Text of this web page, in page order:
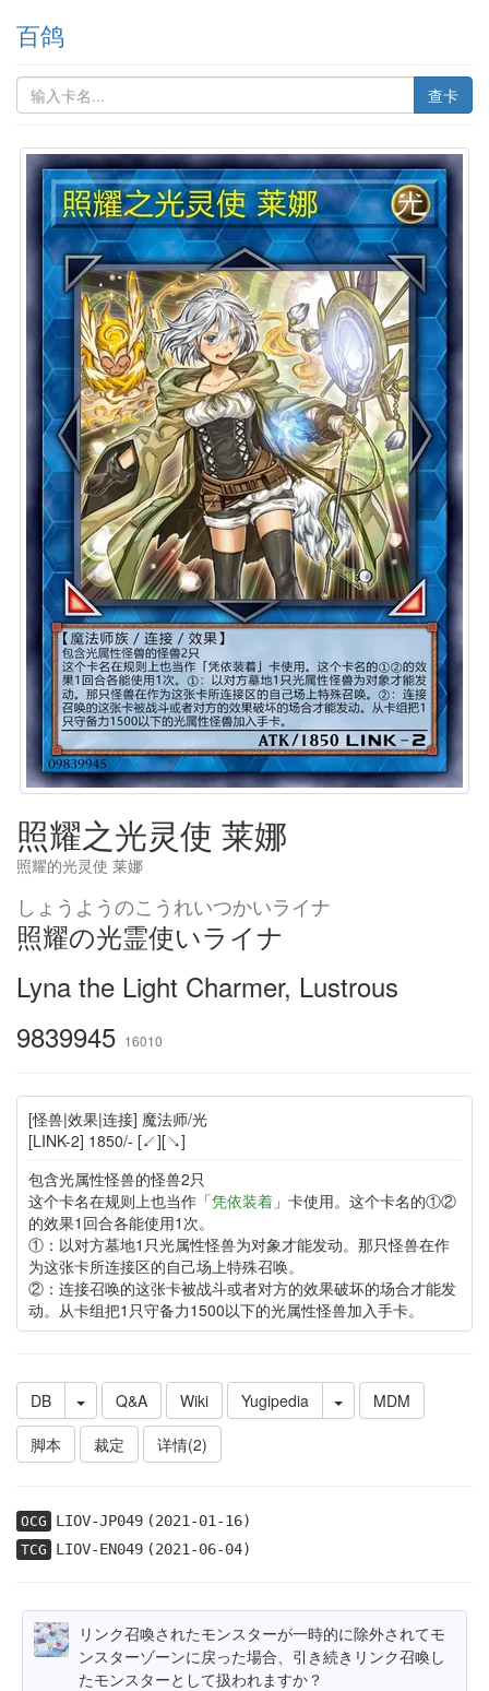
百鸽
查卡
照耀之光灵使 莱娜
照耀的光灵使 莱娜
しょうようのこうれいつかいライナ
照耀の光霊使いライナ
Lyna the Light Charmer, Lustrous
9839945 16010
[怪兽|效果|连接] 魔法师/光
[LINK-2] 1850/- [↙][↘]
包含光属性怪兽的怪兽2只
这个卡名在规则上也当作「凭依装着」卡使用。这个卡名的①②
的效果1回合各能使用1次。
①：以对方墓地1只光属性怪兽为对象才能发动。那只怪兽在作
为这张卡所连接区的自己场上特殊召唤。
②：连接召唤的这张卡被战斗或者对方的效果破坏的场合才能发
动。从卡组把1只守备力1500以下的光属性怪兽加入手卡。
DB Q&A Wiki Yugipedia
MDM
脚本
裁定 详情(2)
OCG LIOV-JP049(2021-01-16)
TCG LIOV-EN049(2021-06-04)
リンク召喚されたモンスターが一時的に除外されてモ
ンスターゾーンに戻った場合、引き続きリンク召喚し
たモンスターとして扱われますか？